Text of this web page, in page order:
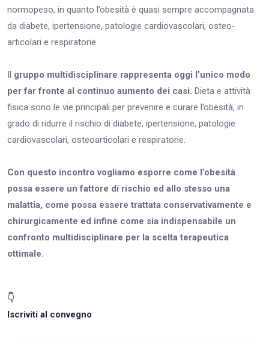
normopeso, in quanto l’obesità è quasi sempre accompagnata
da diabete, ipertensione, patologie cardiovascolari, osteo­
articolari e respiratorie.
Il gruppo multidisciplinare rappresenta oggi l’unico modo
per far fronte al continuo aumento dei casi. Dieta e attività
fisica sono le vie principali per prevenire e curare l’obesità, in
grado di ridurre il rischio di diabete, ipertensione, patologie
cardiovascolari, osteo­articolari e respiratorie.
Con questo incontro vogliamo esporre come l’obesità
possa essere un fattore di rischio ed allo stesso una
malattia, come possa essere trattata conservativamente e
chirurgicamente ed infine come sia indispensabile un
confronto multidisciplinare per la scelta terapeutica
ottimale.
👇
Iscriviti al convegno